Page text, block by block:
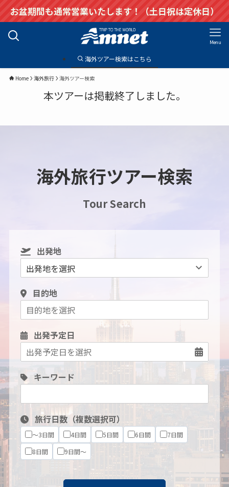
お盆期間も通常営業いたします！（土日祝は定休日）
Menu
海外ツアー検索はこちら
Home 海外旅行 海外ツアー検索
本ツアーは掲載終了しました。
海外旅行ツアー検索
Tour Search
出発地
目的地
出発予定日
キーワード
旅行日数（複数選択可）
～3日間 4日間 5日間 6日間
7日間
8日間
9日間～